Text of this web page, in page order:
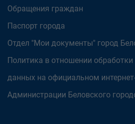
Обращения граждан
Паспорт города
Отдел "Мои документы" город
Политика в отношении
данных на официальном
Администрации Беловского